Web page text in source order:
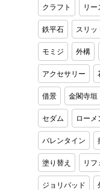
クラフト リー
鉄平石 スリッ
モミジ 外構
アクセサリー
借景 金閣寺垣
セダム ローメ
バレンタイン
塗り替え リフ
ジョリパッド